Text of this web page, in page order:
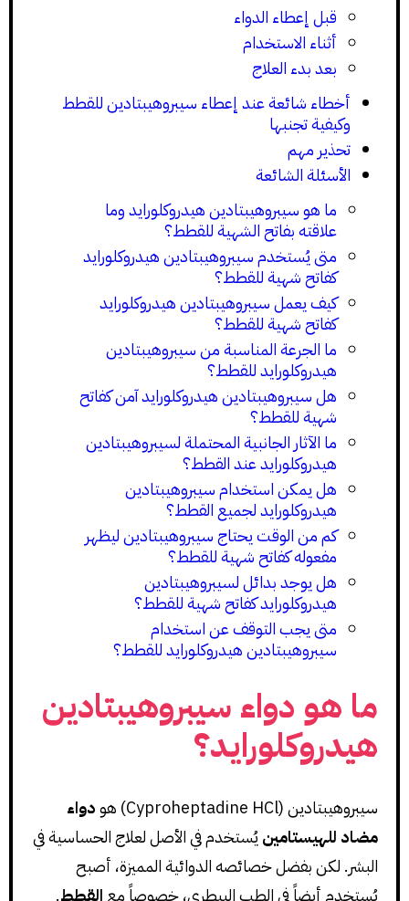
قبل إعطاء الدواء
أثناء الاستخدام
بعد بدء العلاج
أخطاء شائعة عند إعطاء سيبروهيبتادين للقطط
وكيفية تجنبها
تحذير مهم
الأسئلة الشائعة
ما هو سيبروهيبتادين هيدروكلورايد وما
علاقته بفاتح الشهية للقطط؟
متى يُستخدم سيبروهيبتادين هيدروكلورايد
كفاتح شهية للقطط؟
كيف يعمل سيبروهيبتادين هيدروكلورايد
كفاتح شهية للقطط؟
ما الجرعة المناسبة من سيبروهيبتادين
هيدروكلورايد للقطط؟
هل سيبروهيبتادين هيدروكلورايد آمن كفاتح
شهية للقطط؟
ما الآثار الجانبية المحتملة لسيبروهيبتادين
هيدروكلورايد عند القطط؟
هل يمكن استخدام سيبروهيبتادين
هيدروكلورايد لجميع القطط؟
كم من الوقت يحتاج سيبروهيبتادين ليظهر
مفعوله كفاتح شهية للقطط؟
هل يوجد بدائل لسيبروهيبتادين
هيدروكلورايد كفاتح شهية للقطط؟
متى يجب التوقف عن استخدام
سيبروهيبتادين هيدروكلورايد للقطط؟
ما هو دواء سيبروهيبتادين
هيدروكلورايد؟
سيبروهيبتادين (Cyproheptadine HCl) هو
دواء
مضاد للهيستامين يُستخدم في الأصل لعلاج الحساسية في
البشر. لكن بفضل خصائصه الدوائية المميزة، أصبح
يُستخدم أيضاً في الطب البيطري، خصوصاً مع القطط.